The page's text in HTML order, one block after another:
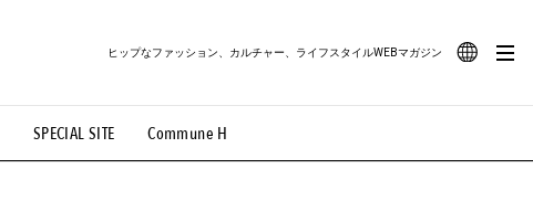
SPECIAL SITE Commune H
ヒップなファッション、カルチャー、ライフスタイルWEBマガジン
#路地裏てぃーん。 #MONTHLY JOURNAL
#MOVIE #LIFESTYLE #SNEAKER #OUTDOOR